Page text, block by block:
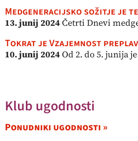
Medgeneracijsko sožitje je
13. junij 2024Četrti Dnevi
Tokrat je Vzajemnost
10. junij 2024Od 2. do 5. junija
Klub ugodnosti
Ponudniki ugodnosti »